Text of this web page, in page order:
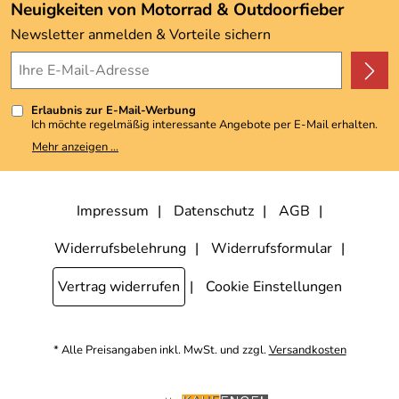
Kundenbewertungen (3.492)
4,9/5*****
Neuigkeiten von Motorrad & Outdoorfieber
Newsletter anmelden & Vorteile sichern
Erlaubnis zur E-Mail-Werbung
Ich möchte regelmäßig interessante Angebote per E-Mail erhalten.
Meine E-Mail-Adresse wird nicht an andere Unternehmen
weitergegeben. Zu statistischen Zwecken wird in anonymer Form
kann ich jederzeit mit Wirkung für die Zukunft widerrufen, indem ich
den Link "Abmelden" am Ende des Newsletters anklicke. Die
Mehr anzeigen ...
Impressum Datenschutz
AGB
Widerrufsbelehrung
Widerrufsformular
Vertrag widerrufen
Cookie Einstellungen
* Alle Preisangaben inkl. MwSt. und zzgl.Versandkosten